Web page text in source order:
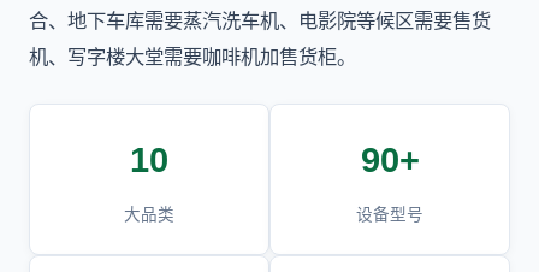
合、地下车库需要蒸汽洗车机、电影院等候区需要售货
机、写字楼大堂需要咖啡机加售货柜。
10
大品类
90+
设备型号